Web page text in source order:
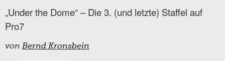
„Under the Dome“ – Die 3. (und letzte) Staffel auf
Pro7
von Bernd Kronsbein